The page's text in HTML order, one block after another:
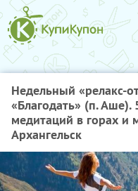
Недельный «релакс-
«Благодать» (п. Аше).
медитаций в горах и
Архангельск